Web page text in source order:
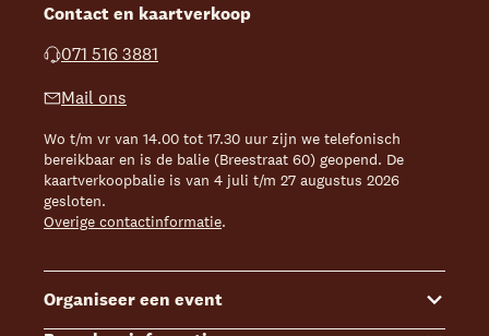
Contact en kaartverkoop
071 516 3881
Mail ons
Wo t/m vr van 14.00 tot 17.30 uur zijn we telefonisch
bereikbaar en is de balie (Breestraat 60) geopend. De
kaartverkoopbalie is van 4 juli t/m 27 augustus 2026
gesloten.
Overige contactinformatie.
Organiseer een event